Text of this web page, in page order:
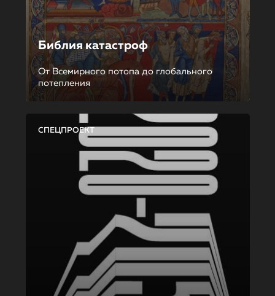
Библия катастроф
От Всемирного потопа до глобального
потепления
СПЕЦПРОЕКТ